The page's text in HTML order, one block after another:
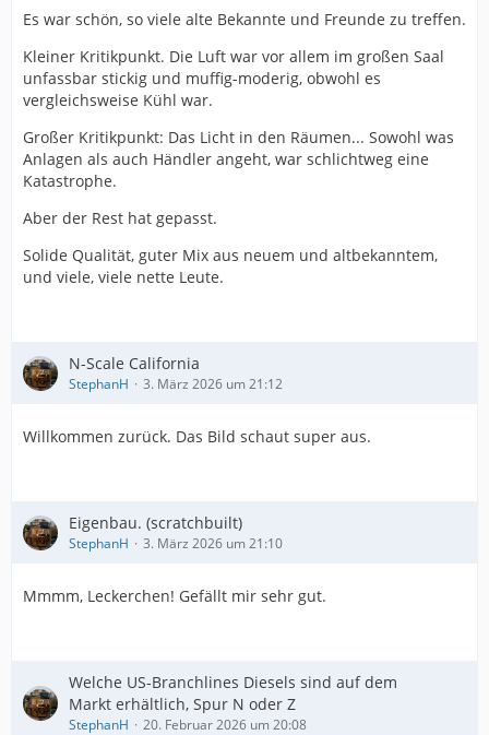
Es war schön, so viele alte Bekannte und Freunde zu treffen.
Kleiner Kritikpunkt. Die Luft war vor allem im großen Saal
unfassbar stickig und muffig-moderig, obwohl es
vergleichsweise Kühl war.
Großer Kritikpunkt: Das Licht in den Räumen... Sowohl was
Anlagen als auch Händler angeht, war schlichtweg eine
Katastrophe.
Aber der Rest hat gepasst.
Solide Qualität, guter Mix aus neuem und altbekanntem,
und viele, viele nette Leute.
N-Scale California
StephanH 3. März 2026 um 21:12
Willkommen zurück. Das Bild schaut super aus.
Eigenbau. (scratchbuilt)
StephanH 3. März 2026 um 21:10
Mmmm, Leckerchen! Gefällt mir sehr gut.
Welche US-Branchlines Diesels sind auf dem
Markt erhältlich, Spur N oder Z
StephanH 20. Februar 2026 um 20:08